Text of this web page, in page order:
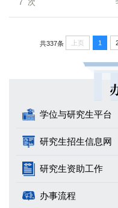
7 次
共337条 上页 1
学位与研究生平台
研究生招生信息网
研究生资助工作
办事流程